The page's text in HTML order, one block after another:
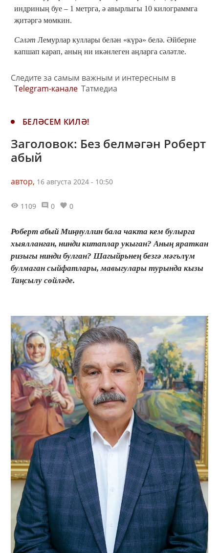
индриның буе – 1 метрга, ә авырлыгы 10 килограммга
җитәргә мөмкин.
Сәләт Лемурлар куллары белән «күрә» белә. Әйберне
капшап карап, аның ни икәнлеген аңларга сәләтле.
Следите за самым важным и интересным в
Telegram-канале Татмедиа
БЕЛӘСЕМ КИЛӘ!
Заголовок: Без белмәгән Роберт
абый
автор, 16 августа 2024 - 10:50
1109 0 0
Роберт абый Миңнуллин бала чакта кем булырга
хыялланган, нинди китаплар укыган? Аның яраткан
ризыгы нинди булган? Шагыйрьнең безгә мәгълүм
булмаган сыйфатлары, мавыгулары турында кызы
Таңсылу сөйләде.